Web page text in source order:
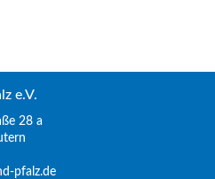
e.V.
28 a
pfalz.de